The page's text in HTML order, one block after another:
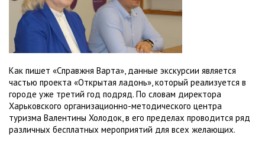
Как пишет «Справжня Варта», данные экскурсии является
частью проекта «Открытая ладонь», который реализуется в
городе уже третий год подряд. По словам директора
Харьковского организационно-методического центра
туризма Валентины Холодок, в его пределах проводится ряд
различных бесплатных мероприятий для всех желающих.